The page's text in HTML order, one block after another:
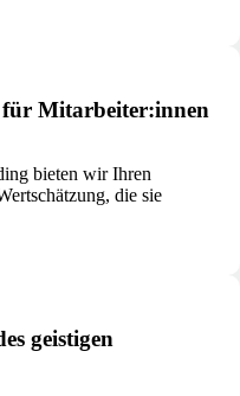
Mitarbeiter:innen
bieten wir Ihren
die sie
geistigen